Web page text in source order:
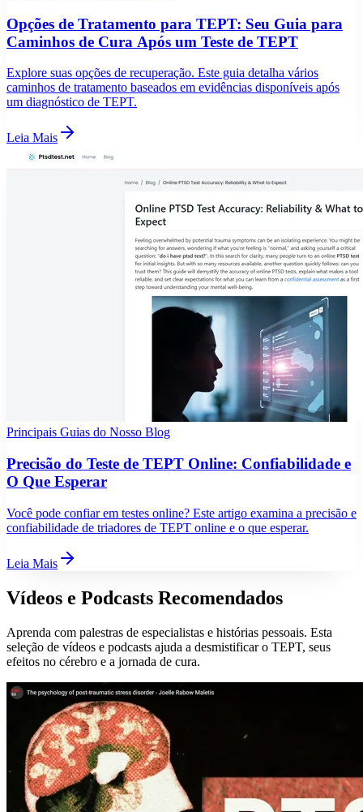
Opções de Tratamento para TEPT: Seu Guia para
Caminhos de Cura Após um Teste de TEPT
Explore suas opções de recuperação. Este guia detalha vários
caminhos de tratamento baseados em evidências disponíveis após
um diagnóstico de TEPT.
Leia Mais
Principais Guias do Nosso Blog
Precisão do Teste de TEPT Online: Confiabilidade e
O Que Esperar
Você pode confiar em testes online? Este artigo examina a precisão e
confiabilidade de triadores de TEPT online e o que esperar.
Leia Mais
Vídeos e Podcasts Recomendados
Aprenda com palestras de especialistas e histórias pessoais. Esta
seleção de vídeos e podcasts ajuda a desmistificar o TEPT, seus
efeitos no cérebro e a jornada de cura.